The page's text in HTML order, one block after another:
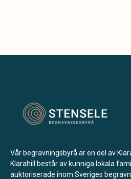
Vår begravningsbyrå är en del av
Klarahill består av kunniga lokala
auktoriserade inom Sveriges